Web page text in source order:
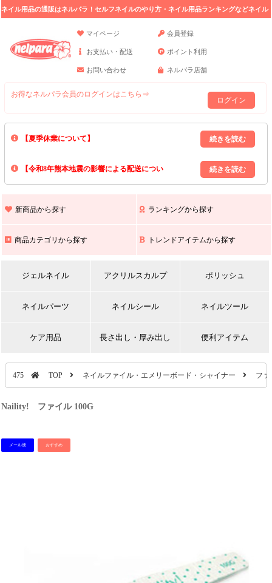
ネイル用品の通販はネルパラ！セルフネイルのやり方・ネイル用品ランキングなどネイル
マイページ
会員登録
お支払い・配送 ポイント利用
お問い合わせ ネルパラ店舗
お得なネルパラ会員のログインはこちら⇒
ログイン
【夏季休業について】
8/13(木)～8/16(日)の間｢出荷業務・お問い合わせ業務｣はお休みいたしま
上記期間中のご注文・お問い合わせは8/17(月)以降の対応となりますので
【令和8年熊本地震の影響による配送につい
また､ 九州全域でお荷物のお届けに遅延が生じております｡
新商品から探す ランキングから探す
商品カテゴリから探す トレンドアイテムから探す
ジェルネイル アクリルスカルプ ポリッシュ
ネイルパーツ ネイルシール ネイルツール
ケア用品 長さ出し・厚み出し 便利アイテム
475 TOP ネイルファイル・エメリーボード・シャイナー フ
Naility! ファイル 100G
メール便 おすすめ